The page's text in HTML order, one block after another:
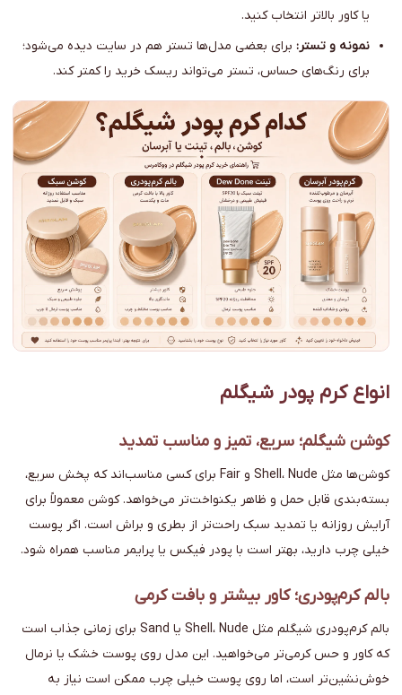
یا کاور بالاتر انتخاب کنید.
نمونه و تستر: برای بعضی مدل‌ها تستر هم در سایت دیده می‌شود؛
برای رنگ‌های حساس، تستر می‌تواند ریسک خرید را کمتر کند.
انواع کرم پودر شیگلم
کوشن شیگلم؛ سریع، تمیز و مناسب تمدید
کوشن‌ها مثل Shell، Nude و Fair برای کسی مناسب‌اند که پخش سریع،
بسته‌بندی قابل حمل و ظاهر یکنواخت‌تر می‌خواهد. کوشن معمولاً برای
آرایش روزانه یا تمدید سبک راحت‌تر از بطری و براش است. اگر پوست
خیلی چرب دارید، بهتر است با پودر فیکس یا پرایمر مناسب همراه شود.
بالم کرم‌پودری؛ کاور بیشتر و بافت کرمی
بالم کرم‌پودری شیگلم مثل Shell، Nude یا Sand برای زمانی جذاب است
که کاور و حس کرمی‌تر می‌خواهید. این مدل روی پوست خشک یا نرمال
خوش‌نشین‌تر است، اما روی پوست خیلی چرب ممکن است نیاز به